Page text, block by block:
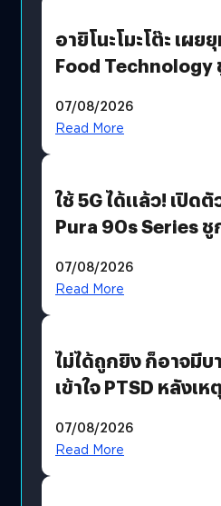
อายิโนะโมะโต๊ะ เผ
Food Technology
บริโภคและ B2B
07/08/2026
Read More
ใช้ 5G ได้แล้ว! เปิด
Pura 90s Series
07/08/2026
Read More
ไม่ได้ถูกยิง ก็อาจมี
เข้าใจ PTSD หลังเห
07/08/2026
Read More